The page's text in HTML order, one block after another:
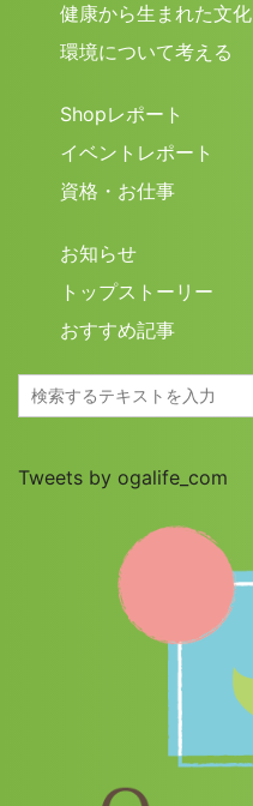
健康から生まれた文化
環境について考える
Shopレポート
イベントレポート
資格・お仕事
お知らせ
トップストーリー
おすすめ記事
Tweets by ogalife_com